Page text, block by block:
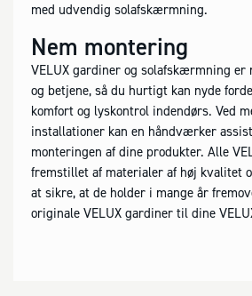
med udvendig solafskærmning.
Nem montering
VELUX gardiner og solafskærmning er
og betjene, så du hurtigt kan nyde
komfort og lyskontrol indendørs. Ved
installationer kan en håndværker
monteringen af dine produkter. Alle
fremstillet af materialer af høj kvalitet
at sikre, at de holder i mange år
originale VELUX gardiner til dine